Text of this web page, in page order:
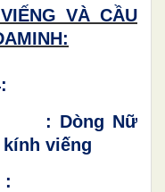
VÀ CẦU
Dòng Nữ
viếng